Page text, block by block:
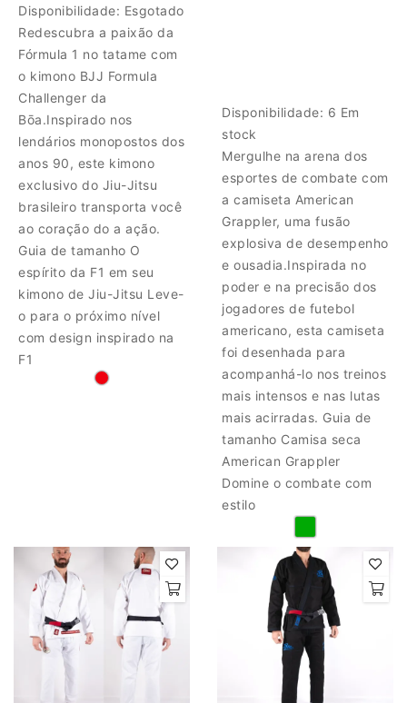
Disponibilidade: Esgotado
Redescubra a paixão da
Fórmula 1 no tatame com
o kimono BJJ Formula
Challenger da
Bōa.Inspirado nos
lendários monopostos dos
anos 90, este kimono
exclusivo do Jiu-Jitsu
brasileiro transporta você
ao coração do a ação.
Guia de tamanho O
espírito da F1 em seu
kimono de Jiu-Jitsu Leve-
o para o próximo nível
com design inspirado na
F1
Disponibilidade: 6 Em
stock
Mergulhe na arena dos
esportes de combate com
a camiseta American
Grappler, uma fusão
explosiva de desempenho
e ousadia.Inspirada no
poder e na precisão dos
jogadores de futebol
americano, esta camiseta
foi desenhada para
acompanhá-lo nos treinos
mais intensos e nas lutas
mais acirradas. Guia de
tamanho Camisa seca
American Grappler
Domine o combate com
estilo